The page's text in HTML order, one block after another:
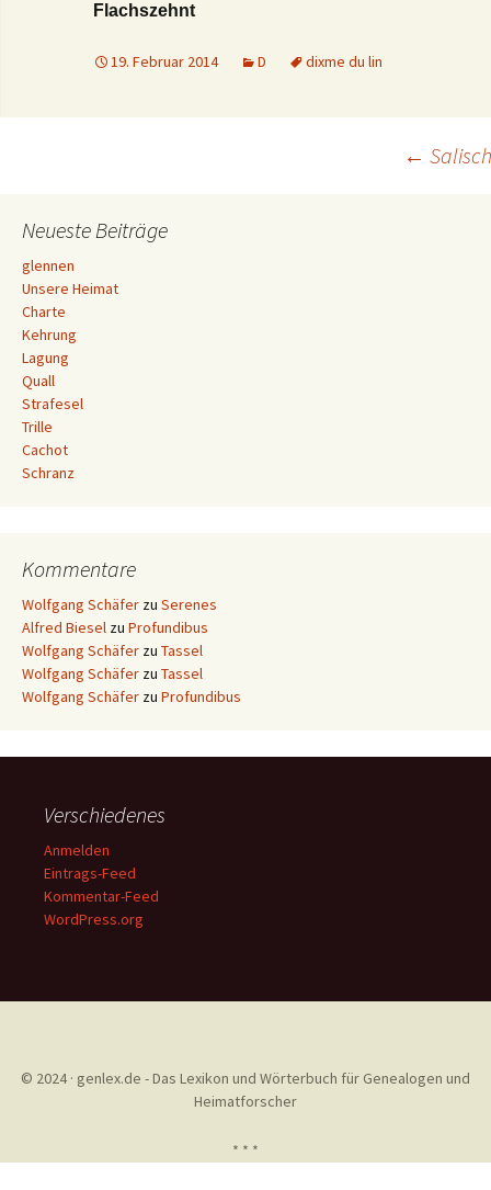
Flachszehnt
19. Februar 2014 D dixme du lin
Navigation
←
Neueste Beiträge
glennen
Unsere Heimat
Charte
Kehrung
Lagung
Quall
Strafesel
Trille
Cachot
Schranz
Kommentare
Wolfgang Schäfer zu Serenes
Alfred Biesel zu Profundibus
Wolfgang Schäfer zu Tassel
Wolfgang Schäfer zu Tassel
Wolfgang Schäfer zu Profundibus
Verschiedenes
Anmelden
Eintrags-Feed
Kommentar-Feed
WordPress.org
© 2024 · genlex.de - Das Lexikon und Wörterbuch für Genealogen und
Heimatforscher
* * *